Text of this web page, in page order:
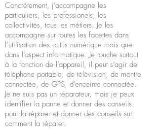
Concrétement, j’accompagne les
particuliers, les professionels, les
collectivités, tous les métiers. Je les
accompagne sur toutes les facettes dans
l’utilisation des outils numérique mais que
dans l’aspect informatique. Je touche surtout
à la fonction de l’appareil, il peut s’agir de
téléphone portable, de télévision, de montre
connectée, de GPS, d’enceinte connectée.
Je ne suis pas un réparateur, mais je peux
identifier la panne et donner des conseils
pour la réparer et donner des conseils sur
comment la réparer.